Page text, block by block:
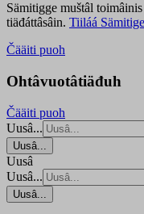
Sämitigge muštâl
tiäđáttâsâin. Tiiláá
Čääiti puoh
Ohtâvuotâtiäđuh
Čääiti puoh
Uusâ...
Uusâ...
Uusâ
Uusâ...
Uusâ...